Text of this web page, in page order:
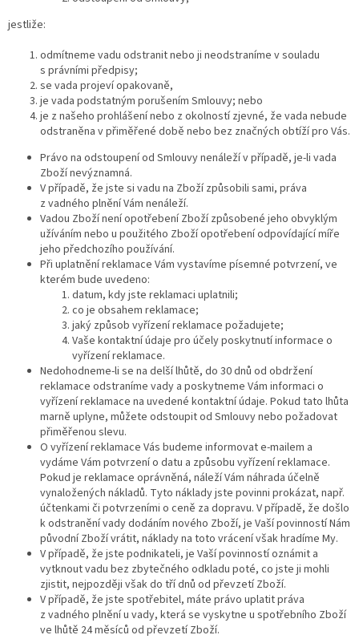
jestliže:
odmítneme vadu odstranit nebo ji neodstraníme v souladu
s právními předpisy;
se vada projeví opakovaně,
je vada podstatným porušením Smlouvy; nebo
je z našeho prohlášení nebo z okolností zjevné, že vada nebude
odstraněna v přiměřené době nebo bez značných obtíží pro Vás.
Právo na odstoupení od Smlouvy nenáleží v případě, je-li vada
Zboží nevýznamná.
V případě, že jste si vadu na Zboží způsobili sami, práva
z vadného plnění Vám nenáleží.
Vadou Zboží není opotřebení Zboží způsobené jeho obvyklým
užíváním nebo u použitého Zboží opotřebení odpovídající míře
jeho předchozího používání.
Při uplatnění reklamace Vám vystavíme písemné potvrzení, ve
kterém bude uvedeno:
datum, kdy jste reklamaci uplatnili;
co je obsahem reklamace;
jaký způsob vyřízení reklamace požadujete;
Vaše kontaktní údaje pro účely poskytnutí informace o
vyřízení reklamace.
Nedohodneme-li se na delší lhůtě, do 30 dnů od obdržení
reklamace odstraníme vady a poskytneme Vám informaci o
vyřízení reklamace na uvedené kontaktní údaje. Pokud tato lhůta
marně uplyne, můžete odstoupit od Smlouvy nebo požadovat
přiměřenou slevu.
O vyřízení reklamace Vás budeme informovat e-mailem a
vydáme Vám potvrzení o datu a způsobu vyřízení reklamace.
Pokud je reklamace oprávněná, náleží Vám náhrada účelně
vynaložených nákladů. Tyto náklady jste povinni prokázat, např.
účtenkami či potvrzeními o ceně za dopravu. V případě, že došlo
k odstranění vady dodáním nového Zboží, je Vaší povinností Nám
původní Zboží vrátit, náklady na toto vrácení však hradíme My.
V případě, že jste podnikateli, je Vaší povinností oznámit a
vytknout vadu bez zbytečného odkladu poté, co jste ji mohli
zjistit, nejpozději však do tří dnů od převzetí Zboží.
V případě, že jste spotřebitel, máte právo uplatit práva
z vadného plnění u vady, která se vyskytne u spotřebního Zboží
ve lhůtě 24 měsíců od převzetí Zboží.